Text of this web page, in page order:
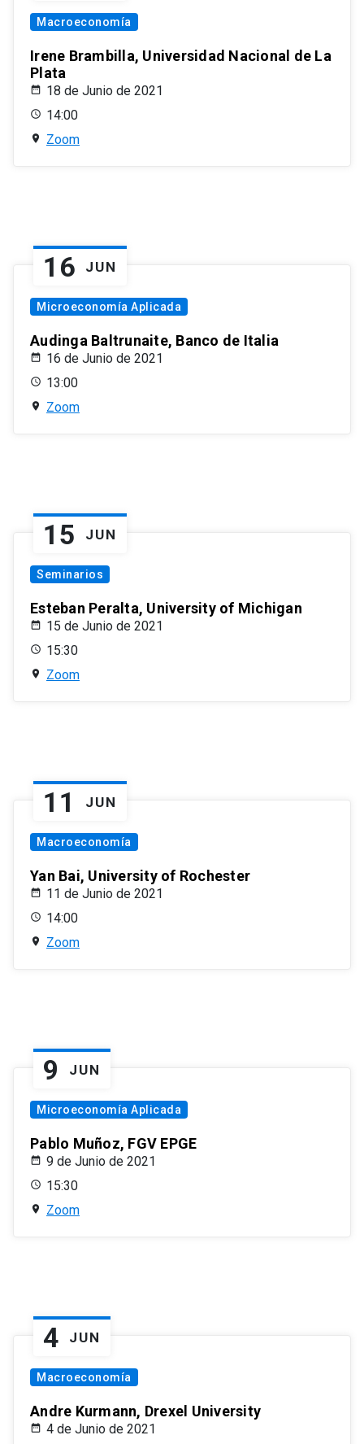
Macroeconomía
Irene Brambilla, Universidad Nacional de La
Plata
18 de Junio de 2021
14:00
Zoom
16 JUN
Microeconomía Aplicada
Audinga Baltrunaite, Banco de Italia
16 de Junio de 2021
13:00
Zoom
15 JUN
Seminarios
Esteban Peralta, University of Michigan
15 de Junio de 2021
15:30
Zoom
11 JUN
Macroeconomía
Yan Bai, University of Rochester
11 de Junio de 2021
14:00
Zoom
9 JUN
Microeconomía Aplicada
Pablo Muñoz, FGV EPGE
9 de Junio de 2021
15:30
Zoom
4 JUN
Macroeconomía
Andre Kurmann, Drexel University
4 de Junio de 2021